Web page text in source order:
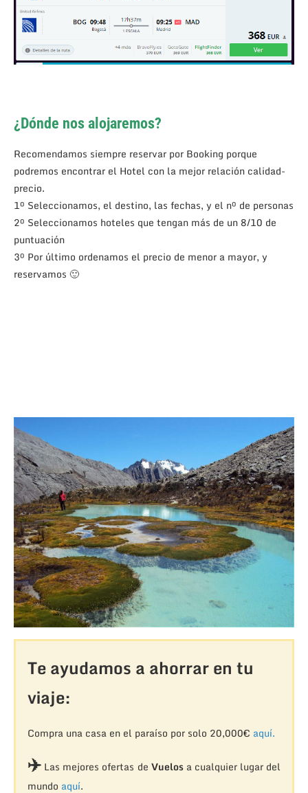
¿Dónde nos alojaremos?
Recomendamos siempre reservar por Booking porque
podremos encontrar el Hotel con la mejor relación calidad-
precio.
1º Seleccionamos, el destino, las fechas, y el nº de personas
2º Seleccionamos hoteles que tengan más de un 8/10 de
puntuación
3º Por último ordenamos el precio de menor a mayor, y
reservamos 🙂
Te ayudamos a ahorrar en tu
viaje:
Compra una casa en el paraíso por solo 20,000€ aquí.
✈️Las mejores ofertas de Vuelosa cualquier lugar del
mundo aquí.